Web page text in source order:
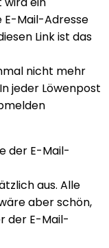
E-Mail-Adresse
Link ist das
nicht mehr
jeder Löwenpost
der E-Mail-
aus. Alle
aber schön,
der E-Mail-